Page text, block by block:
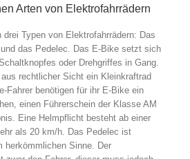
Arten von Elektrofahrrädern
drei Typen von Elektrofahrrädern: Das
das Pedelec. Das E-Bike setzt sich
oder Drehgriffes in Gang.
rechtlicher Sicht ein Kleinkraftrad
Fahrer benötigen für ihr E-Bike ein
einen Führerschein der Klasse AM
Eine Helmpflicht besteht ab einer
als 20 km/h. Das Pedelec ist
herkömmlichen Sinne. Der